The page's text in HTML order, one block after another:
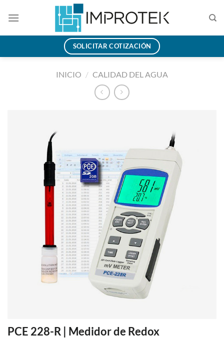
SOLICITAR COTIZACIÓN
INICIO / CALIDAD DEL AGUA
PCE 228-R | Medidor de Redox